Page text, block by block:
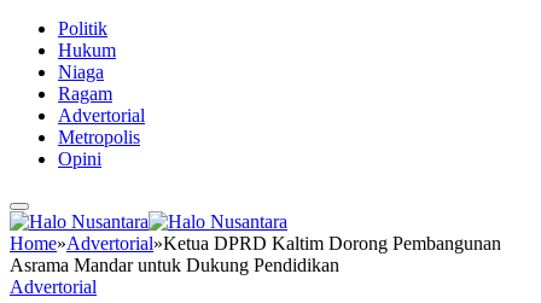
Politik
Hukum
Niaga
Ragam
Advertorial
Metropolis
Opini
Home»Advertorial»Ketua DPRD Kaltim Dorong Pembangunan
Asrama Mandar untuk Dukung Pendidikan
Advertorial